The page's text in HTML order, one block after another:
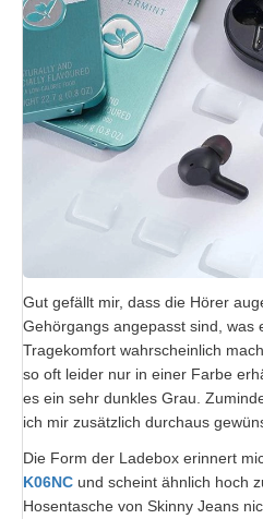
Gut gefällt mir, dass die Hörer
Gehörgangs angepasst sind, was
Tragekomfort wahrscheinlich
so oft leider nur in einer Farbe
es ein sehr dunkles Grau.
ich mir zusätzlich durchaus
Die Form der Ladebox erinnert
K06NC und scheint ähnlich hoch
Hosentasche von Skinny Jeans